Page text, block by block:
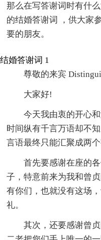
那么在写答谢词时有什
的结婚答谢词 ，供大家
要的朋友。
结婚答谢词 1
尊敬的来宾
大家好!
今天我由衷的开心
时间纵有千言万语却不
言语最终只能汇聚成两个
首先要感谢在座的
子，特意前来为我和曾
有你们，也就没有这场
礼。
其次，还要感谢曾